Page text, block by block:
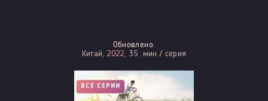
Обновлено:
Китай,2022 , 35 .мин / серия
ВСЕ СЕРИИ